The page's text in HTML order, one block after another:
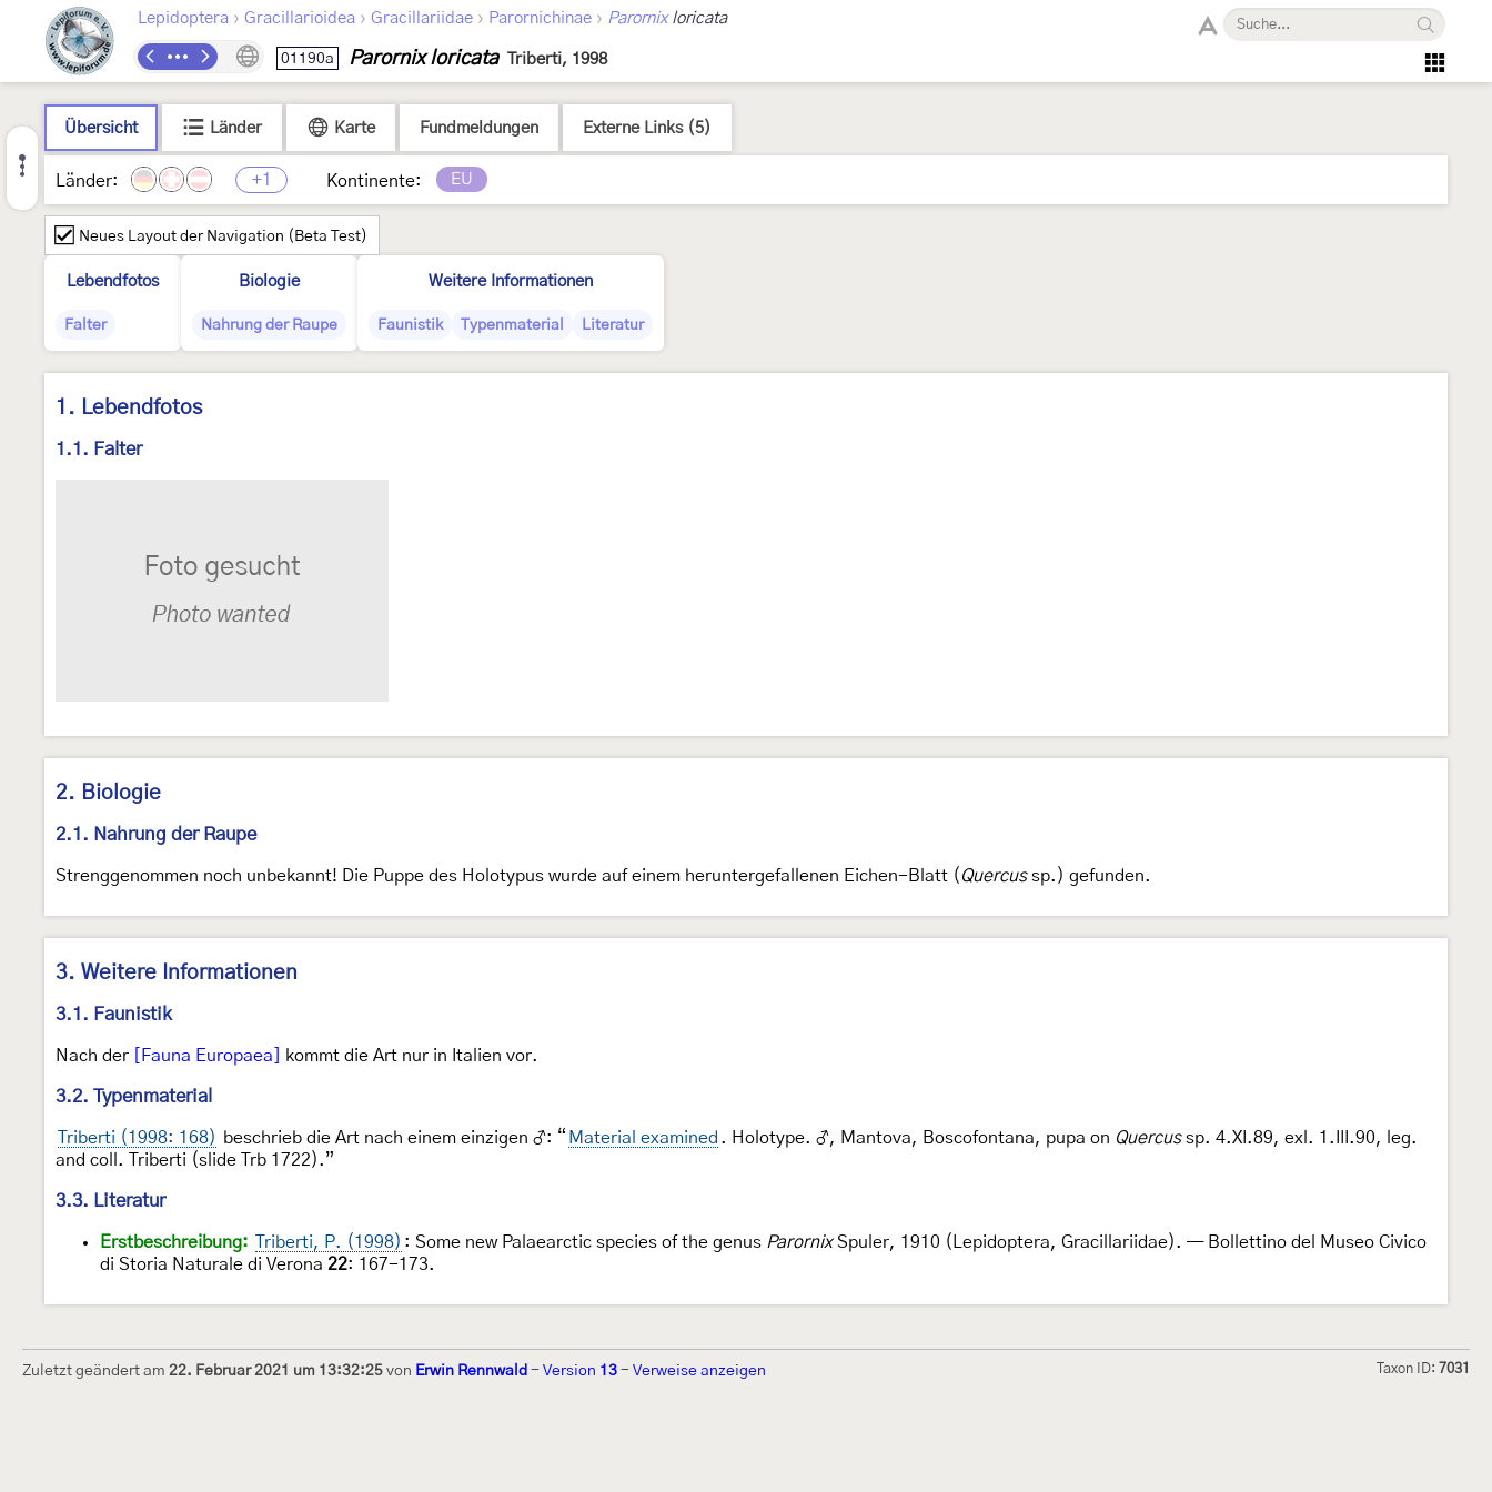
Lepidoptera › Gracillarioidea › Gracillariidae › Parornichinae › Parornixloricata
01190a Parornix loricata Triberti, 1998
Übersicht Länder Karte Fundmeldungen Externe Links (5)
Länder: +1 Kontinente: EU
Neues Layout der Navigation (Beta Test)
Lebendfotos
Falter
Biologie
Nahrung der Raupe
Weitere Informationen
Faunistik Typenmaterial Literatur
1. Lebendfotos
1.1. Falter
2. Biologie
2.1. Nahrung der Raupe
Strenggenommen noch unbekannt! Die Puppe des Holotypus wurde auf einem heruntergefallenen Eichen-Blatt ( Quercussp.) gefunden.
3. Weitere Informationen
3.1. Faunistik
Nach der [Fauna Europaea] kommt die Art nur in Italien vor.
3.2. Typenmaterial
Triberti (1998: 168) beschrieb die Art nach einem einzigen ♂: “ Material examined . Holotype. ♂, Mantova, Boscofontana, pupa on Quercussp. 4.XI.89, exl. 1.III.90, leg.
and coll. Triberti (slide Trb 1722).”
3.3. Literatur
Erstbeschreibung: Triberti, P. (1998) : Some new Palaearctic species of the genus ParornixSpuler, 1910 (Lepidoptera, Gracillariidae). — Bollettino del Museo Civico
di Storia Naturale di Verona 22: 167-173.
Zuletzt geändert am 22. Februar 2021 um 13:32:25 von Erwin Rennwald - Version 13 - Verweise anzeigen Taxon ID: 7031